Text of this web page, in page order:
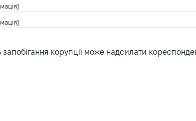
корупції може надсилати